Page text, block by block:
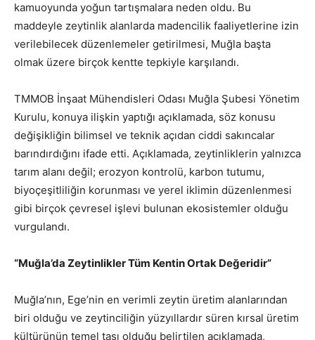
kamuoyunda yoğun tartışmalara neden oldu. Bu
maddeyle zeytinlik alanlarda madencilik faaliyetlerine izin
verilebilecek düzenlemeler getirilmesi, Muğla başta
olmak üzere birçok kentte tepkiyle karşılandı.
TMMOB İnşaat Mühendisleri Odası Muğla Şubesi Yönetim
Kurulu, konuya ilişkin yaptığı açıklamada, söz konusu
değişikliğin bilimsel ve teknik açıdan ciddi sakıncalar
barındırdığını ifade etti. Açıklamada, zeytinliklerin yalnızca
tarım alanı değil; erozyon kontrolü, karbon tutumu,
biyoçeşitliliğin korunması ve yerel iklimin düzenlenmesi
gibi birçok çevresel işlevi bulunan ekosistemler olduğu
vurgulandı.
“Muğla’da Zeytinlikler Tüm Kentin Ortak Değeridir”
Muğla’nın, Ege’nin en verimli zeytin üretim alanlarından
biri olduğu ve zeytinciliğin yüzyıllardır süren kırsal üretim
kültürünün temel taşı olduğu belirtilen açıklamada,